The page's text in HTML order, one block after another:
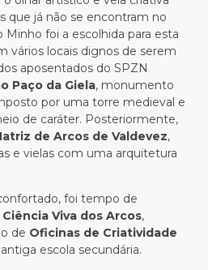
que já não se encontram no
Minho foi a escolhida para esta
vários locais dignos de serem
aposentados do SPZN
Paço da Giela, monumento
por uma torre medieval e
de caráter. Posteriormente,
de Arcos de Valdevez,
e vielas com uma arquitetura
foi tempo de
Viva dos Arcos,
de Oficinas de Criatividade
escola secundária.